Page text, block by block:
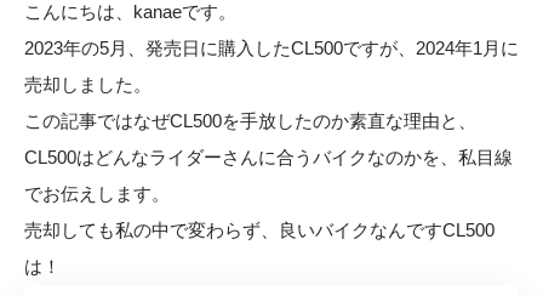
こんにちは、kanaeです。
2023年の5月、発売日に購入したCL500ですが、2024年1月に
売却しました。
この記事ではなぜCL500を手放したのか素直な理由と、
CL500はどんなライダーさんに合うバイクなのかを、私目線
でお伝えします。
売却しても私の中で変わらず、良いバイクなんですCL500
は！